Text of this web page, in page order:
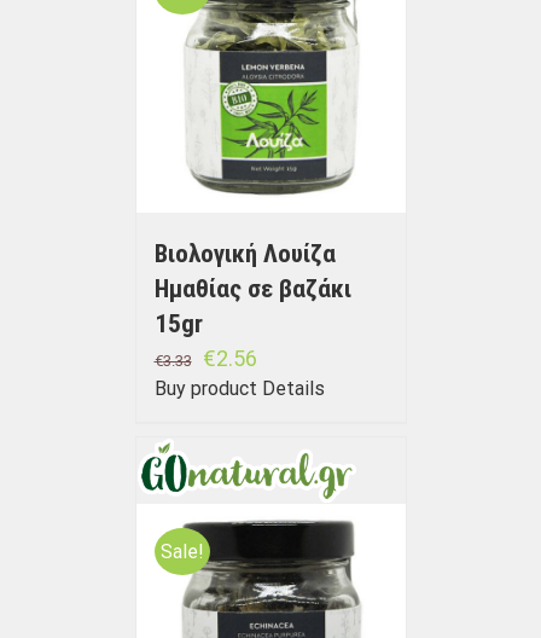
Βιολογική Λουίζα
Ημαθίας σε βαζάκι
15gr
€3.33 €2.56
Buy product Details
Sale!